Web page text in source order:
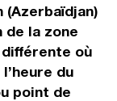
(Azerbaïdjan)
la zone
différente où
du
point de